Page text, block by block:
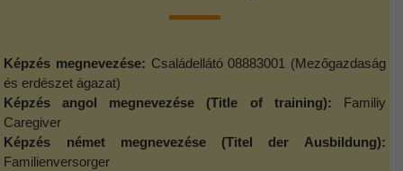
Képzés megnevezése: Családellátó 08883001 (Mezőgazdaság
és erdészet ágazat)
Képzés angol megnevezése (Title of training): Familiy
Caregiver
Képzés német megnevezése (Titel der Ausbildung):
Familienversorger